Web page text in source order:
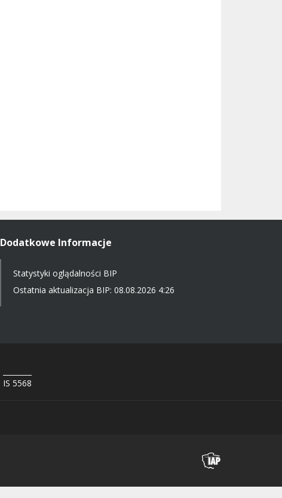
Dodatkowe Informacje
Statystyki oglądalności BIP
Ostatnia aktualizacja BIP: 08.08.2026 4:26
IS 5568